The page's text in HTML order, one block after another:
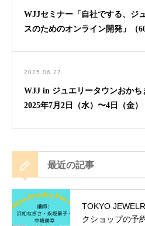
WJJセミナー「自社でする、ジ
スのためのオンライン開発」（
2025.06.27
WJJ in ジュエリータウンおか
2025年7月2日（水）〜4日（金）
最近の記事
TOKYO
クショップの予